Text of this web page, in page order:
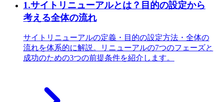
1.サイトリニューアルとは？目的の設定から
考える全体の流れ
サイトリニューアルの定義・目的の設定方法・全体の
流れを体系的に解説。リニューアルの7つのフェーズと
成功のための3つの前提条件を紹介します。